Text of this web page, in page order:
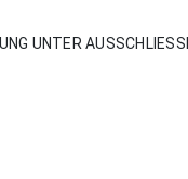
UNTER